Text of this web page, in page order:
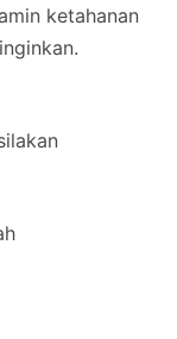
ketahanan